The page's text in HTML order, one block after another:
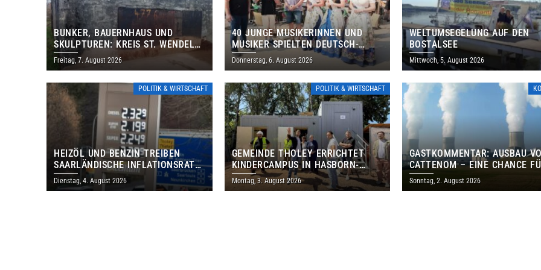
BUNKER, BAUERNHAUS UND
SKULPTUREN: KREIS ST. WENDEL
LÄDT ZUM TAG DES OFFENEN
DENKMALS EIN
Freitag, 7. August 2026
40 JUNGE MUSIKERINNEN UND
MUSIKER SPIELTEN DEUTSCH-
BRASILIANISCHES PROGRAMM IN
THOLEY
Donnerstag, 6. August 2026
WELTUMSEGELUNG AUF DEN
BOSTALSEE
Mittwoch, 5. August 2026
POLITIK & WIRTSCHAFT
HEIZÖL UND BENZIN TREIBEN
SAARLÄNDISCHE INFLATIONSRATE
IM JULI AUF 3,2 PROZENT
Dienstag, 4. August 2026
POLITIK & WIRTSCHAFT
GEMEINDE THOLEY ERRICHTET
KINDERCAMPUS IN HASBORN-
DAUTWEILER FÜR RUND 8,5 BIS 9
MILLIONEN EURO
Montag, 3. August 2026
GASTKOMMENTAR: AUSBAU
CATTENOM – EINE CHANCE
LOTHRINGEN UND DAS
Sonntag, 2. August 2026